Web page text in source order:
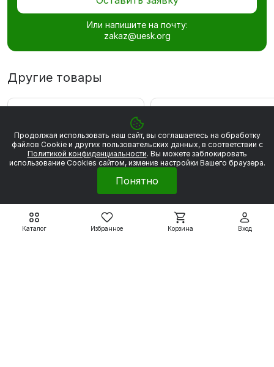
Каталог Избранное Корзина Вход
Или напишите на почту:
zakaz@uesk.org
Другие товары
Продолжая использовать наш сайт, вы соглашаетесь на обработку
файлов Сookie и других пользовательских данных, в соответствии с
Политикой конфиденциальности. Вы можете заблокировать
использование Cookies сайтом, изменив настройки Вашего браузера.
Понятно